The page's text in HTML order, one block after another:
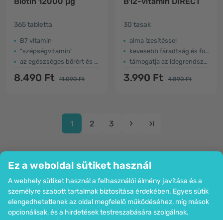
Ez a weboldal sütiket használ
A webhely sütiket használ a felhasználói élmény javítása és a
személyre szabott tartalmak biztosítása érdekében. Egyes sütik
elengedhetetlenek az oldal megfelelő működéséhez, míg mások
opcionálisak, és a hirdetések testreszabására szolgálnak.
365 tabletta
B7 vitamin
"szépségvitamin"
az egészséges bőrért és hajért
8.490 Ft 11.090 Ft
30 tasak
alma ízesítéssel
kevesebb fáradtság és fokozott immunitás
támogatja az idegrendszert
3.990 Ft 4.890 Ft
1 2 3
Cég
Információk
Csatlakozzon hozzánk